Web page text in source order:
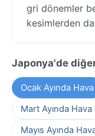
gri dönemler
kesimlerden
Japonya'de
Ocak Ayında Hava
Mart Ayında Hava
Mayıs Ayında